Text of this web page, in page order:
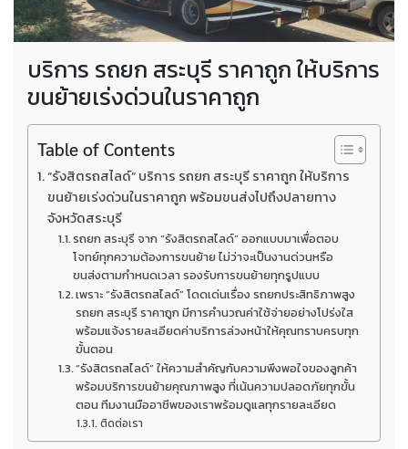
บริการ รถยก สระบุรี ราคาถูก ให้บริการ
ขนย้ายเร่งด่วนในราคาถูก
Table of Contents
“รังสิตรถสไลด์” บริการ รถยก สระบุรี ราคาถูก ให้บริการ
ขนย้ายเร่งด่วนในราคาถูก พร้อมขนส่งไปถึงปลายทาง
จังหวัดสระบุรี
รถยก สระบุรี จาก “รังสิตรถสไลด์” ออกแบบมาเพื่อตอบ
โจทย์ทุกความต้องการขนย้าย ไม่ว่าจะเป็นงานด่วนหรือ
ขนส่งตามกำหนดเวลา รองรับการขนย้ายทุกรูปแบบ
เพราะ “รังสิตรถสไลด์” โดดเด่นเรื่อง รถยกประสิทธิภาพสูง
รถยก สระบุรี ราคาถูก มีการคำนวณค่าใช้จ่ายอย่างโปร่งใส
พร้อมแจ้งรายละเอียดค่าบริการล่วงหน้าให้คุณทราบครบทุก
ขั้นตอน
“รังสิตรถสไลด์” ให้ความสำคัญกับความพึงพอใจของลูกค้า
พร้อมบริการขนย้ายคุณภาพสูง ที่เน้นความปลอดภัยทุกขั้น
ตอน ทีมงานมืออาชีพของเราพร้อมดูแลทุกรายละเอียด
ติดต่อเรา